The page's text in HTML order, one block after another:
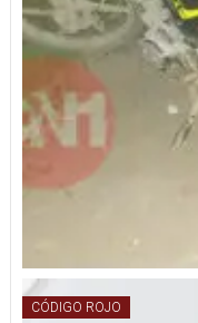
CÓDIGO ROJO